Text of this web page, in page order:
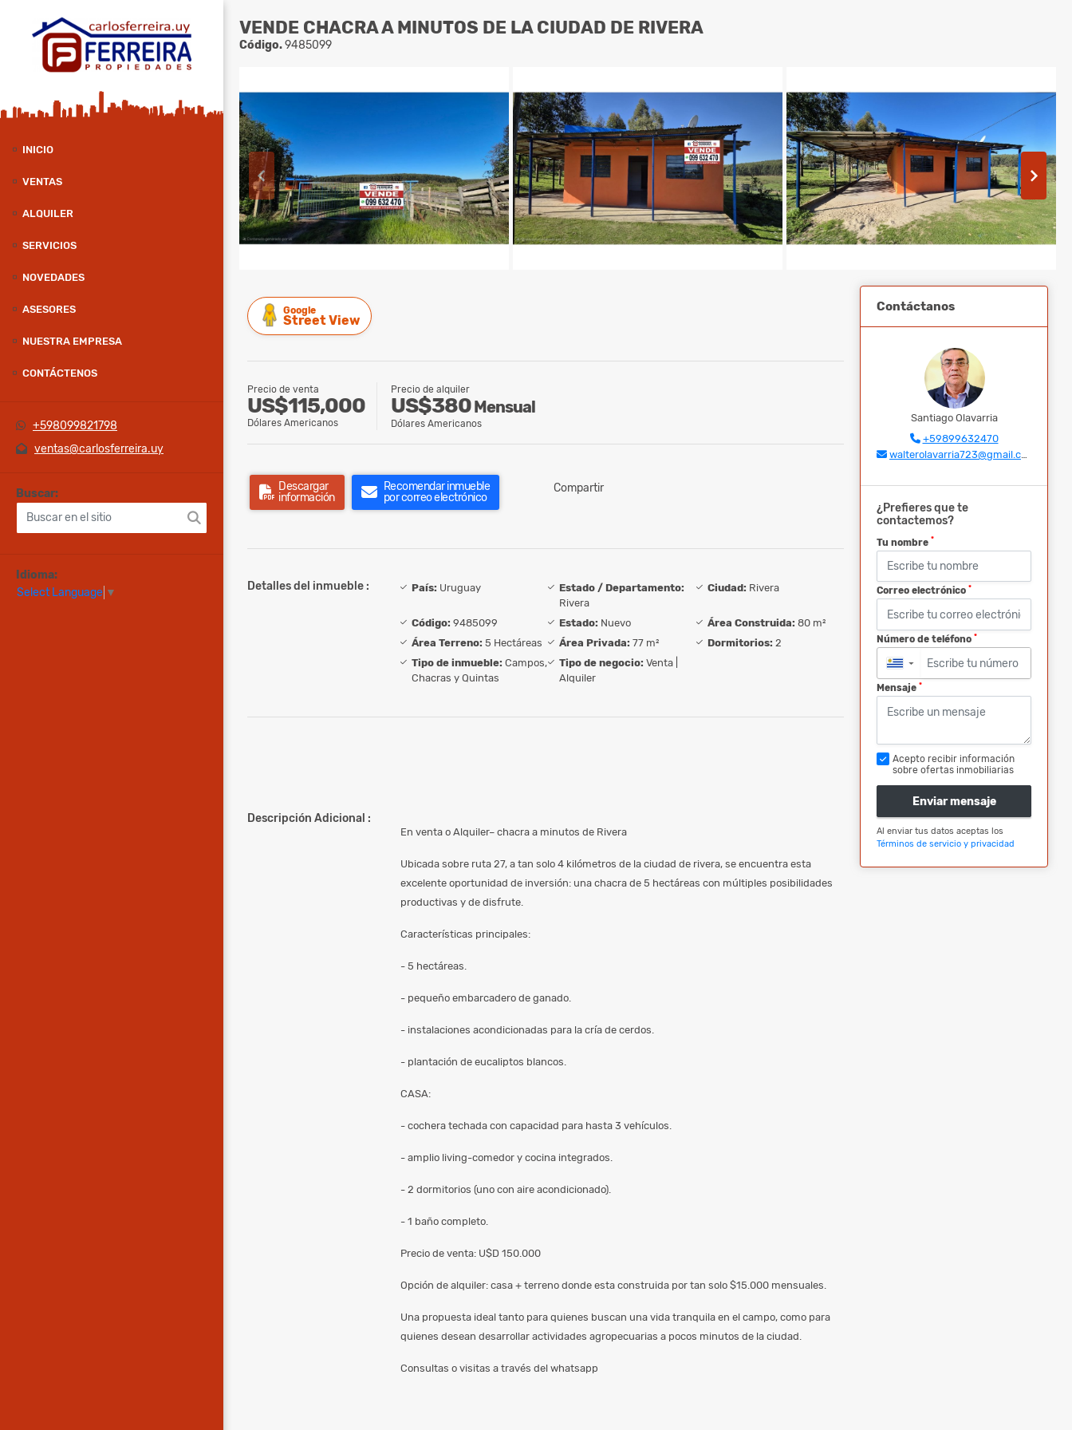
INICIO
VENTAS
ALQUILER
SERVICIOS
NOVEDADES
ASESORES
NUESTRA EMPRESA
CONTÁCTENOS
+598099821798
ventas@carlosferreira.uy
Buscar:
Idioma:
Select Language ▼
VENDE CHACRA A MINUTOS DE LA CIUDAD DE RIVERA
Código.9485099
Google
Street View
Precio de venta
US$115,000
Dólares Americanos
Precio de alquiler
US$380Mensual
Dólares Americanos
Descargar
información
Recomendar inmueble
por correo electrónico
Compartir
Detalles del inmueble : País: Uruguay
Estado / Departamento:
Rivera
Ciudad: Rivera
Código: 9485099 Estado: Nuevo Área Construida: 80 m²
Área Terreno: 5 Hectáreas Área Privada: 77 m² Dormitorios: 2
Tipo de inmueble: Campos,
Chacras y Quintas
Tipo de negocio: Venta |
Alquiler
Descripción Adicional :
En venta o Alquiler– chacra a minutos de Rivera
Ubicada sobre ruta 27, a tan solo 4 kilómetros de la ciudad de rivera, se encuentra esta
excelente oportunidad de inversión: una chacra de 5 hectáreas con múltiples posibilidades
productivas y de disfrute.
Características principales:
- 5 hectáreas.
- pequeño embarcadero de ganado.
- instalaciones acondicionadas para la cría de cerdos.
- plantación de eucaliptos blancos.
CASA:
- cochera techada con capacidad para hasta 3 vehículos.
- amplio living-comedor y cocina integrados.
- 2 dormitorios (uno con aire acondicionado).
- 1 baño completo.
Precio de venta: U$D 150.000
Opción de alquiler: casa + terreno donde esta construida por tan solo $15.000 mensuales.
Una propuesta ideal tanto para quienes buscan una vida tranquila en el campo, como para
quienes desean desarrollar actividades agropecuarias a pocos minutos de la ciudad.
Consultas o visitas a través del whatsapp
Contáctanos
Santiago Olavarria
+59899632470
walterolavarria723@gmail.com
¿Prefieres que te
contactemos?
Tu nombre *
Correo electrónico *
Número de teléfono *
▼
Mensaje *
Acepto recibir información
sobre ofertas inmobiliarias
Enviar mensaje
Al enviar tus datos aceptas los
Términos de servicio y privacidad